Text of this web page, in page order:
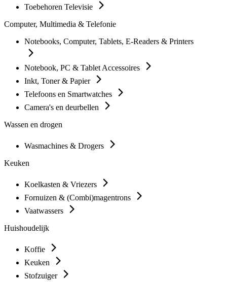
Toebehoren Televisie
Computer, Multimedia & Telefonie
Notebooks, Computer, Tablets, E-Readers & Printers
Notebook, PC & Tablet Accessoires
Inkt, Toner & Papier
Telefoons en Smartwatches
Camera's en deurbellen
Wassen en drogen
Wasmachines & Drogers
Keuken
Koelkasten & Vriezers
Fornuizen & (Combi)magentrons
Vaatwassers
Huishoudelijk
Koffie
Keuken
Stofzuiger